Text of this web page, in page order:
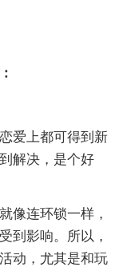
爱上都可得到新
解决，是个好
像连环锁一样，
到影响。所以，
动，尤其是和玩